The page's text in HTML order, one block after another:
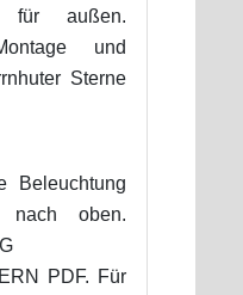
für außen.
und
Sterne
Beleuchtung
nach oben.
PDF. Für